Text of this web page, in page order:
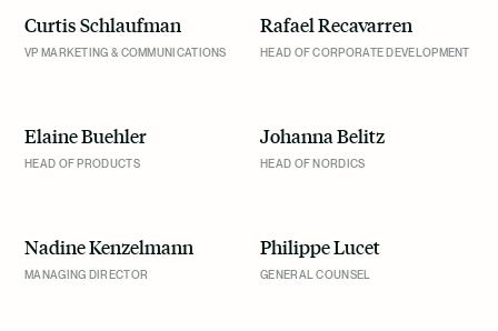
Curtis Schlaufman
VP MARKETING & COMMUNICATIONS
Rafael Recavarren
HEAD OF CORPORATE DEVELOPMENT
Elaine Buehler
HEAD OF PRODUCTS
Johanna Belitz
HEAD OF NORDICS
Nadine Kenzelmann
MANAGING DIRECTOR
Philippe Lucet
GENERAL COUNSEL